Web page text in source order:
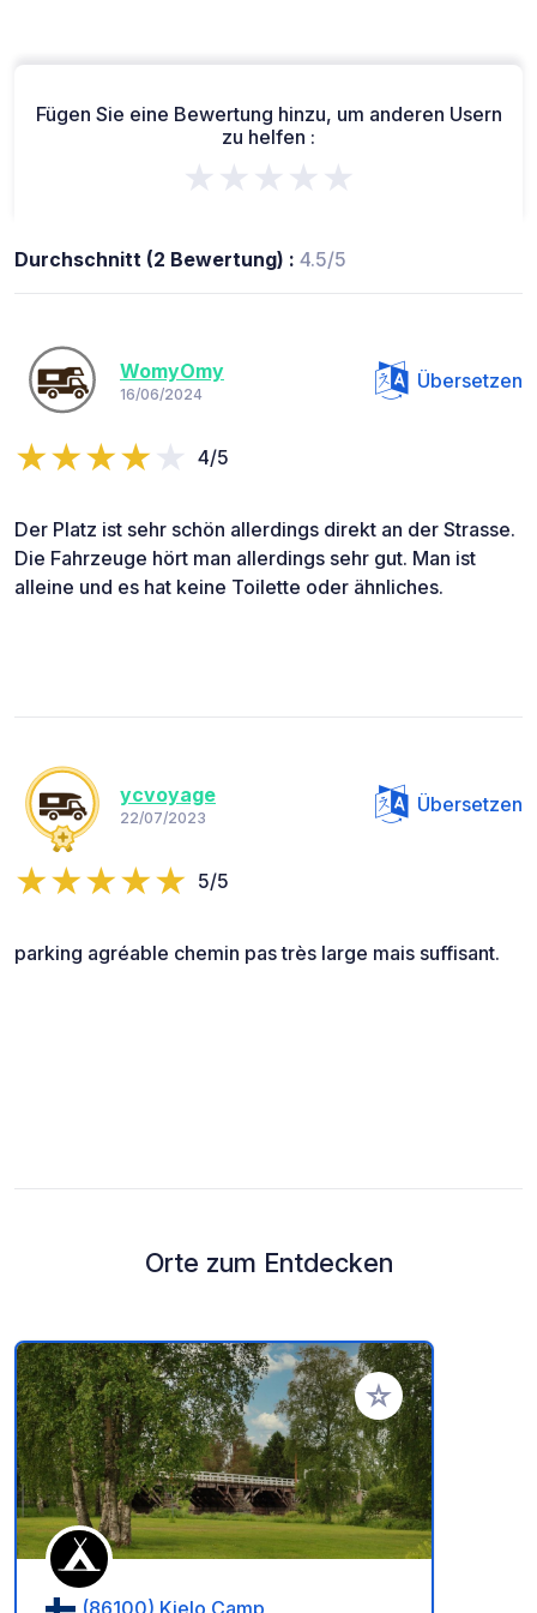
Fügen Sie eine Bewertung hinzu, um anderen Usern
zu helfen :
★★★★★
Durchschnitt (2 Bewertung) : 4.5/5
WomyOmy
16/06/2024
Übersetzen
4/5
Der Platz ist sehr schön allerdings direkt an der Strasse.
Die Fahrzeuge hört man allerdings sehr gut. Man ist
alleine und es hat keine Toilette oder ähnliches.
ycvoyage
22/07/2023
Übersetzen
5/5
parking agréable chemin pas très large mais suffisant.
Orte zum Entdecken
Zu Ihren Favoriten